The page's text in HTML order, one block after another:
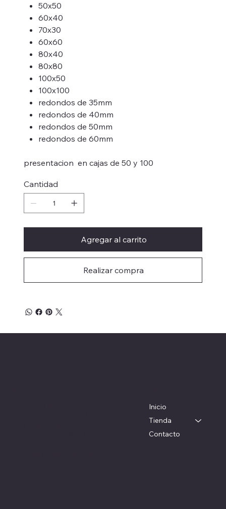
50x50
60x40
70x30
60x60
80x40
80x80
100x50
100x100
redondos de 35mm
redondos de 40mm
redondos de 50mm
redondos de 60mm
presentacion en cajas de 50 y 100
Cantidad
Agregar al carrito
Realizar compra
Inicio
Tienda
Contacto